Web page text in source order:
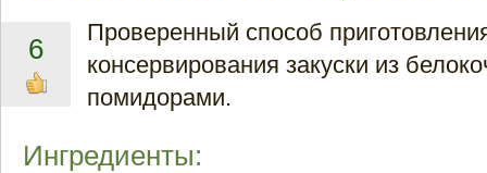
6
Проверенный способ
консервирования закуски из
помидорами.
Ингредиенты: